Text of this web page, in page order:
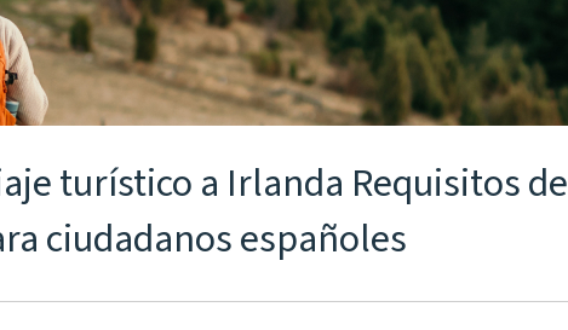
turístico a Irlanda Requisitos de
ciudadanos españoles